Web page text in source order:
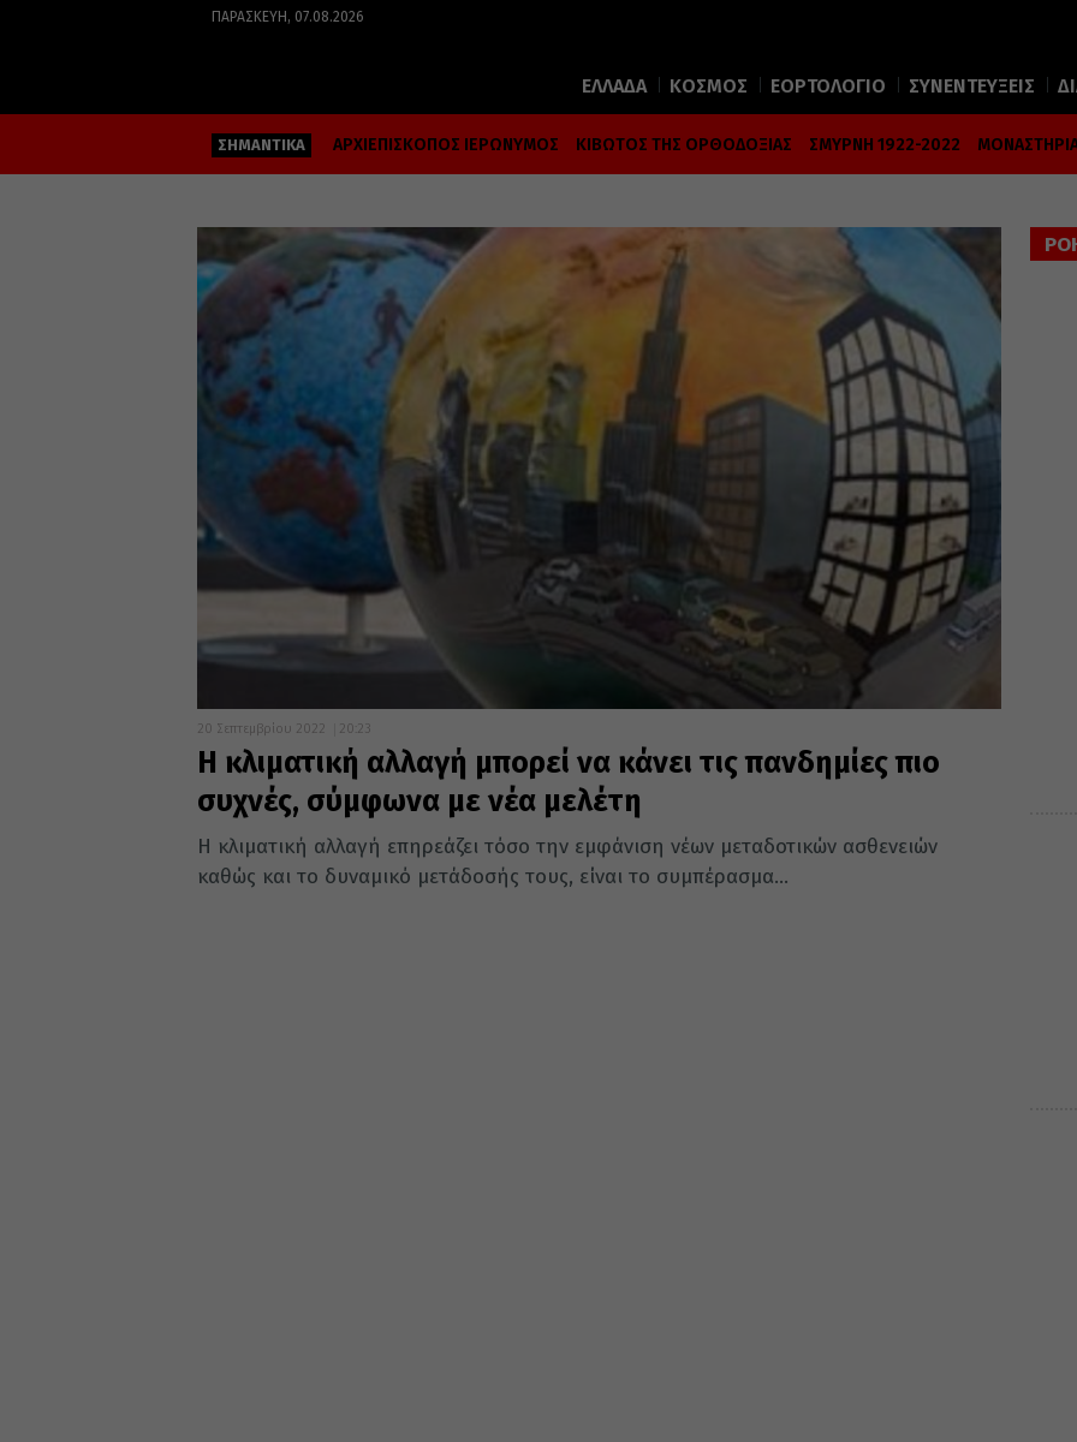
ΠΑΡΑΣΚΕΥΉ, 07.08.2026
ΕΛΛΑΔΑ ΚΟΣΜΟΣ ΕΟΡΤΟΛΟΓΙΟ ΣΥΝΕΝΤΕΥΞΕΙΣ
ΣΗΜΑΝΤΙΚΑ ΑΡΧΙΕΠΙΣΚΟΠΟΣ ΙΕΡΩΝΥΜΟΣ ΚΙΒΩΤΟΣ ΤΗΣ ΟΡΘΟΔΟΞΙΑΣ ΣΜΥΡΝΗ 1922-2022
20 Σεπτεμβρίου 2022 20:23
Η κλιματική αλλαγή μπορεί να κάνει τις πανδημίες πιο
συχνές, σύμφωνα με νέα μελέτη
Η κλιματική αλλαγή επηρεάζει τόσο την εμφάνιση νέων μεταδοτικών ασθενειών
καθώς και το δυναμικό μετάδοσής τους, είναι το συμπέρασμα...